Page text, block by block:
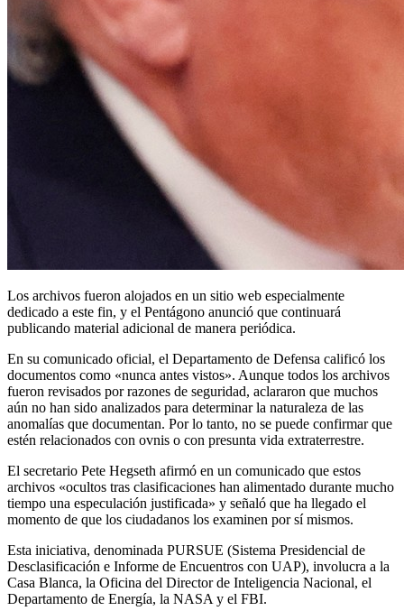
Los archivos fueron alojados en un sitio web especialmente
dedicado a este fin, y el Pentágono anunció que continuará
publicando material adicional de manera periódica.
En su comunicado oficial, el Departamento de Defensa calificó los
documentos como «nunca antes vistos». Aunque todos los archivos
fueron revisados por razones de seguridad, aclararon que muchos
aún no han sido analizados para determinar la naturaleza de las
anomalías que documentan. Por lo tanto, no se puede confirmar que
estén relacionados con ovnis o con presunta vida extraterrestre.
El secretario Pete Hegseth afirmó en un comunicado que estos
archivos «ocultos tras clasificaciones han alimentado durante mucho
tiempo una especulación justificada» y señaló que ha llegado el
momento de que los ciudadanos los examinen por sí mismos.
Esta iniciativa, denominada PURSUE (Sistema Presidencial de
Desclasificación e Informe de Encuentros con UAP), involucra a la
Casa Blanca, la Oficina del Director de Inteligencia Nacional, el
Departamento de Energía, la NASA y el FBI.